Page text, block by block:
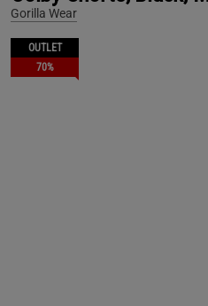
Gorilla Wear
OUTLET
70%